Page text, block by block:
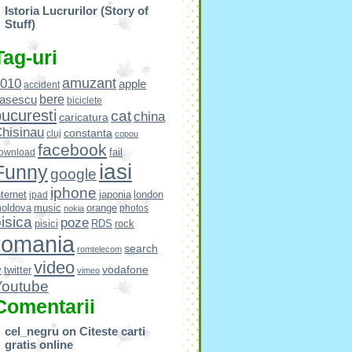
Istoria Lucrurilor (Story of
Stuff)
uri
accident amuzantapple
bere biciclete
caricatura catchina
cluj constanta copou
facebook fail
google iasi
ipad iphone japonia london
music nokia orange photos
pisici poze RDS rock
romtelecom search
twitter video vimeo vodafone
cel_negru on Citeste carti
gratis online